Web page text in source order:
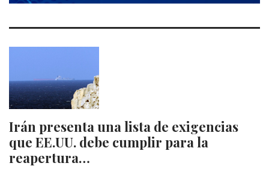
Irán presenta una lista de exigencias
que EE.UU. debe cumplir para la
reapertura…